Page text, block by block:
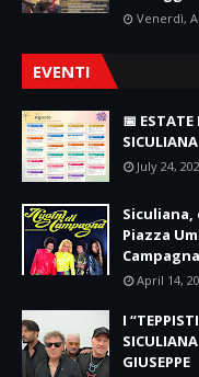
Venerdì,
EVENTI
📅
SICULIANA
July 24,
Siculiana,
Piazza
Campagna
April 14,
I
GIUSEPPE